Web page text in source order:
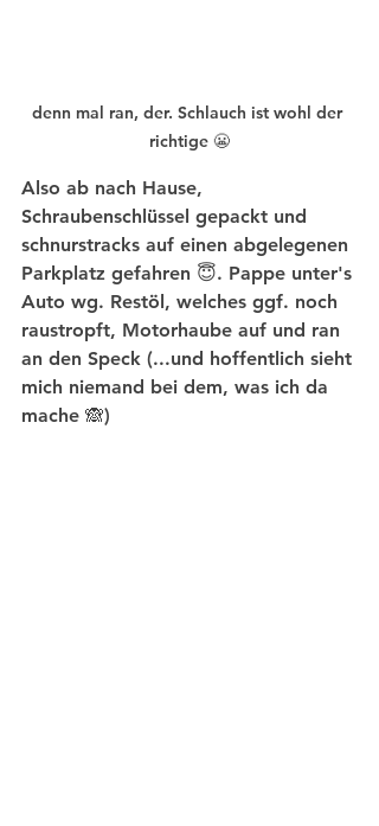
denn mal ran, der. Schlauch ist wohl der
richtige 😬
Also ab nach Hause,
Schraubenschlüssel gepackt und
schnurstracks auf einen abgelegenen
Parkplatz gefahren 😇. Pappe unter's
Auto wg. Restöl, welches ggf. noch
raustropft, Motorhaube auf und ran
an den Speck (...und hoffentlich sieht
mich niemand bei dem, was ich da
mache 🙈)